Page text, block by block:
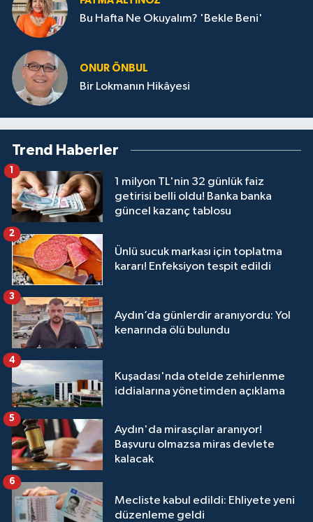
Bu Hafta Ne Okuyalım? 'Bekle Beni'
ONUR ÖNBUL
Bir Lokmanın Hikâyesi
Trend Haberler
1 milyon TL'nin 32 günlük faiz
getirisi belli oldu! Banka banka
güncel kazanç tablosu
1
Ünlü sucuk markası için toplatma
kararı! Enfeksiyon tespit edildi
2
Aydın’da günlerdir aranıyordu: Yol
kenarında ölü bulundu
3
Kuşadası'nda otelde zehirlenme
iddialarına yönetimden açıklama
4
Aydın'da mirasçılar aranıyor!
Başvuru olmazsa miras devlete
kalacak
5
Mecliste kabul edildi: Ehliyete yeni
düzenleme geldi
6